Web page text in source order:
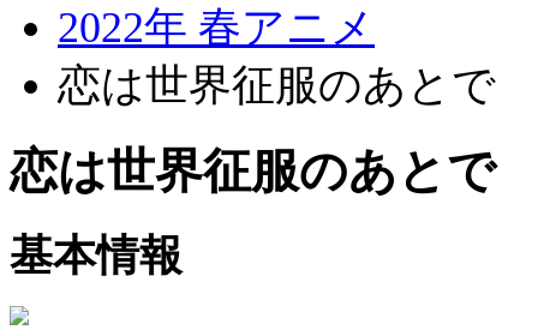
2022年 春アニメ
恋は世界征服のあとで
恋は世界征服のあとで
基本情報